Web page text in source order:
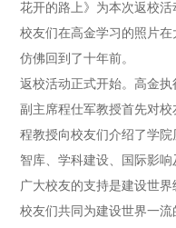
花开的路上》为本次返校活
校友们在高金学习的照片
仿佛回到了十年前。
返校活动正式开始。高金
副主席程仕军教授首先对校
程教授向校友们介绍了学
智库、学科建设、国际影
广大校友的支持是建设世
校友们共同为建设世界一流